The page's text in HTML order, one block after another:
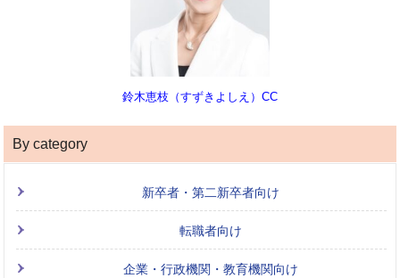
鈴木恵枝（すずきよしえ）CC
By category
新卒者・第二新卒者向け
転職者向け
企業・行政機関・教育機関向け